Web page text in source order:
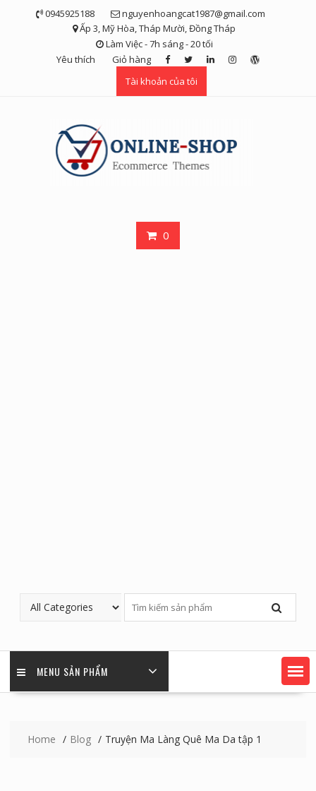
0945925188
nguyenhoangcat1987@gmail.com
Ấp 3, Mỹ Hòa, Tháp Mười, Đồng Tháp
Làm Việc - 7h sáng - 20 tối
Yêu thích
Giỏ hàng
Tài khoản của tôi
0
MENU SẢN PHẨM
Home Blog Truyện Ma Làng Quê Ma Da tập 1